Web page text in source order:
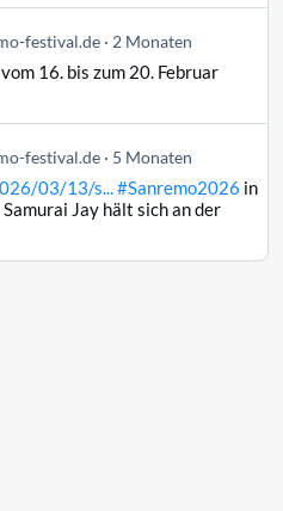
festival.de 2 Monaten
16. bis zum 20. Februar
festival.de 5 Monaten
03/13/s...#Sanremo2026 in
Jay hält sich an der